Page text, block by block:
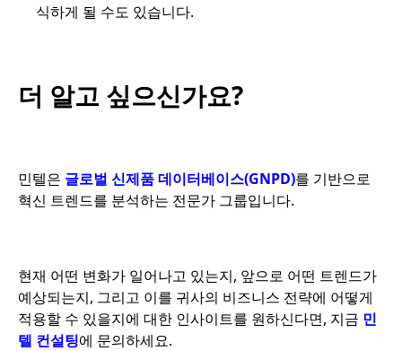
식하게 될 수도 있습니다.
더 알고 싶으신가요?
민텔은 글로벌 신제품 데이터베이스(GNPD)를 기반으로
혁신 트렌드를 분석하는 전문가 그룹입니다.
현재 어떤 변화가 일어나고 있는지, 앞으로 어떤 트렌드가
예상되는지, 그리고 이를 귀사의 비즈니스 전략에 어떻게
적용할 수 있을지에 대한 인사이트를 원하신다면, 지금 민
텔 컨설팅에 문의하세요.